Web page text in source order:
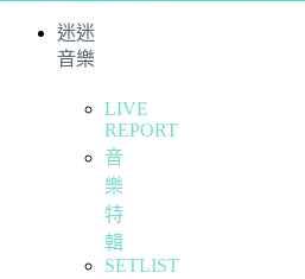
迷迷
音樂
LIVE
REPORT
音
樂
特
輯
SETLIST